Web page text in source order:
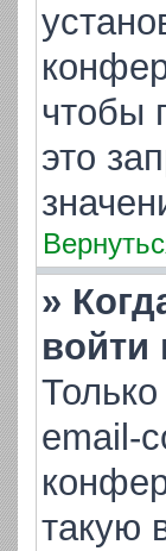
чтобы
это
»
войти
email-
такую